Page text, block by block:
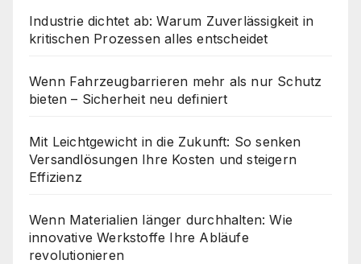
Industrie dichtet ab: Warum Zuverlässigkeit in
kritischen Prozessen alles entscheidet
Wenn Fahrzeugbarrieren mehr als nur Schutz
bieten – Sicherheit neu definiert
Mit Leichtgewicht in die Zukunft: So senken
Versandlösungen Ihre Kosten und steigern
Effizienz
Wenn Materialien länger durchhalten: Wie
innovative Werkstoffe Ihre Abläufe
revolutionieren